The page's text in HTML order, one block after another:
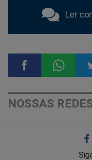
Ler
Compartilhar
Whatsapp
NOSSAS